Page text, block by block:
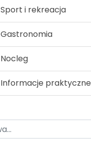
Sport i rekreacja
Gastronomia
Nocleg
Informacje praktyczne